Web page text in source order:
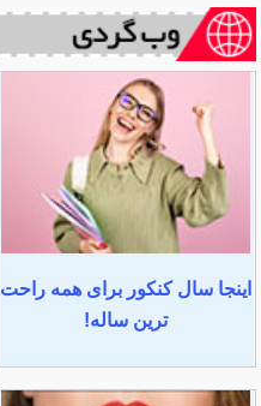
اینجا سال کنکور برای همه راحت
ترین ساله!